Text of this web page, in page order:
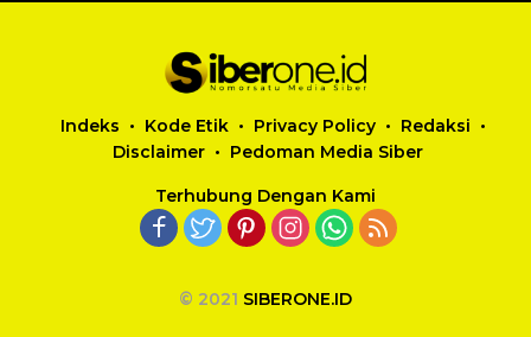
Indeks Kode Etik Privacy Policy
Redaksi
Disclaimer
Pedoman Media Siber
Terhubung Dengan Kami
© 2021 SIBERONE.ID